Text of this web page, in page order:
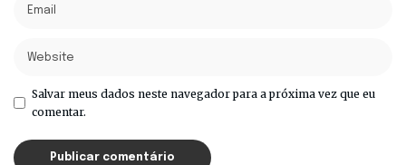
Salvar meus dados neste navegador para a próxima vez que eu
comentar.